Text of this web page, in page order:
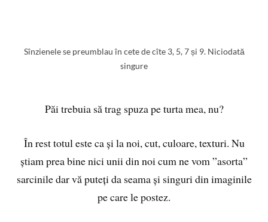
Sînzienele se preumblau în cete de cîte 3, 5, 7 și 9. Niciodată
singure
Păi trebuia să trag spuza pe turta mea, nu?
În rest totul este ca și la noi, cut, culoare, texturi. Nu
știam prea bine nici unii din noi cum ne vom ”asorta”
sarcinile dar vă puteți da seama și singuri din imaginile
pe care le postez.